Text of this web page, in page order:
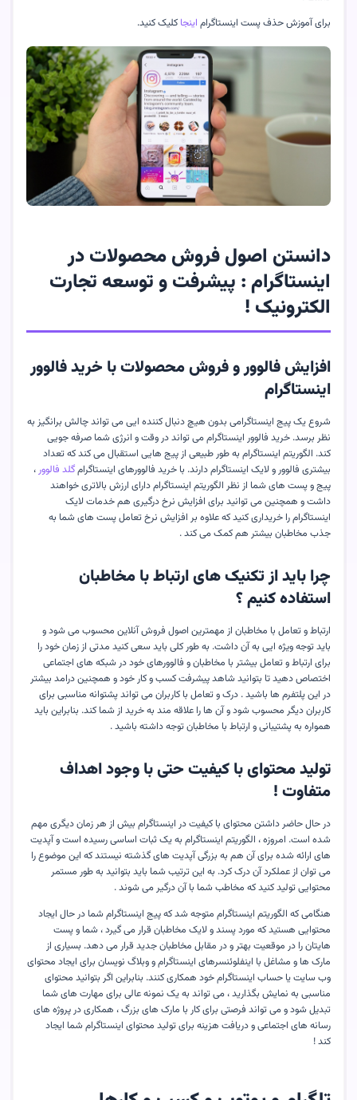
برای آموزش حذف پست اینستاگرام اینجا کلیک کنید.
دانستن اصول فروش محصولات در
اینستاگرام : پیشرفت و توسعه تجارت
الکترونیک !
افزایش فالوور و فروش محصولات با خرید فالوور
اینستاگرام
شروع یک پیج اینستاگرامی بدون هیچ دنبال کننده ایی می تواند چالش برانگیز به
نظر برسد. خرید فالوور اینستاگرام می تواند در وقت و انرژی شما صرفه جویی
کند. الگوریتم اینستاگرام به طور طبیعی از پیج هایی استقبال می کند که تعداد
بیشتری فالوور و لایک اینستاگرام دارند. با خرید فالوورهای اینستاگرامگلد فالوور،
پیج و پست های شما از نظر الگوریتم اینستاگرام دارای ارزش بالاتری خواهند
داشت و همچنین می توانید برای افزایش نرخ درگیری هم خدمات لایک
اینستاگرام را خریداری کنید که علاوه بر افزایش نرخ تعامل پست های شما به
جذب مخاطبان بیشتر هم کمک می کند .
چرا باید از تکنیک های ارتباط با مخاطبان
استفاده کنیم ؟
ارتباط و تعامل با مخاطبان از مهمترین اصول فروش آنلاین محسوب می شود و
باید توجه ویژه ایی به آن داشت. به طور کلی باید سعی کنید مدتی از زمان خود را
برای ارتباط و تعامل بیشتر با مخاطبان و فالوورهای خود در شبکه های اجتماعی
اختصاص دهید تا بتوانید شاهد پیشرفت کسب و کار خود و همچنین درامد بیشتر
در این پلتفرم ها باشید . درک و تعامل با کاربران می تواند پشتوانه مناسبی برای
کاربران دیگر محسوب شود و آن ها را علاقه مند به خرید از شما کند. بنابراین باید
همواره به پشتیبانی و ارتباط با مخاطبان توجه داشته باشید .
تولید محتوای با کیفیت حتی با وجود اهداف
متفاوت!
در حال حاضر داشتن محتوای با کیفیت در اینستاگرام بیش از هر زمان دیگری مهم
شده است. امروزه ، الگوریتم اینستاگرام به یک ثبات اساسی رسیده است و آپدیت
های ارائه شده برای آن هم به بزرگی آپدیت های گذشته نیستند که این موضوع را
می توان از عملکرد آن درک کرد. به این ترتیب شما باید بتوانید به طور مستمر
محتوایی تولید کنید که مخاطب شما با آن درگیر می شوند .
هنگامی که الگوریتم اینستاگرام متوجه شد که پیج اینستاگرام شما در حال ایجاد
محتوایی هستید که مورد پسند و لایک مخاطبان قرار می گیرد ، شما و پست
هایتان را در موقعیت بهتر و در مقابل مخاطبان جدید قرار می دهد. بسیاری از
مارک ها و مشاغل با اینفلوئنسرهای اینستاگرام و وبلاگ نویسان برای ایجاد محتوای
وب سایت یا حساب اینستاگرام خود همکاری کنند. بنابراین اگر بتوانید محتوای
مناسبی به نمایش بگذارید ، می تواند به یک نمونه عالی برای مهارت های شما
تبدیل شود و می تواند فرصتی برای کار با مارک های بزرگ ، همکاری در پروژه های
رسانه های اجتماعی و دریافت هزینه برای تولید محتوای اینستاگرام شما ایجاد
کند !